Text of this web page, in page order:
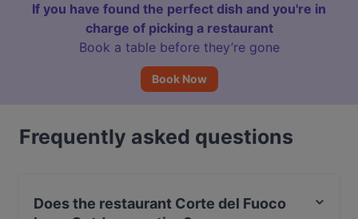
If you have found the perfect dish and you're in
charge of picking a restaurant
Book a table before they’re gone
Book Now
Frequently asked questions
Does the restaurant Corte del Fuoco